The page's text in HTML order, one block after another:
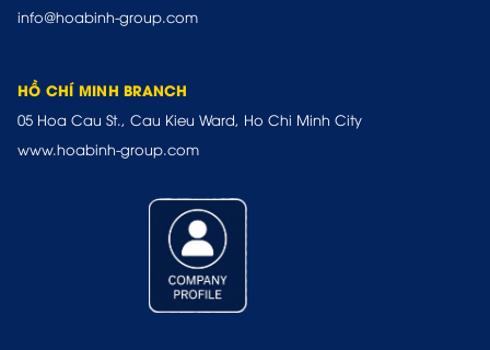
info@hoabinh-group.com
HỒ CHÍ MINH BRANCH
05 Hoa Cau St., Cau Kieu Ward, Ho Chi Minh City
www.hoabinh-group.com